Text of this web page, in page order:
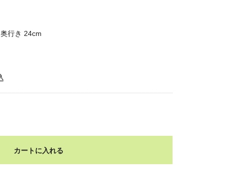
行き 24cm
カートに入れる